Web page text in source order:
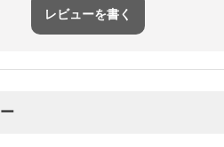
レビューを書く